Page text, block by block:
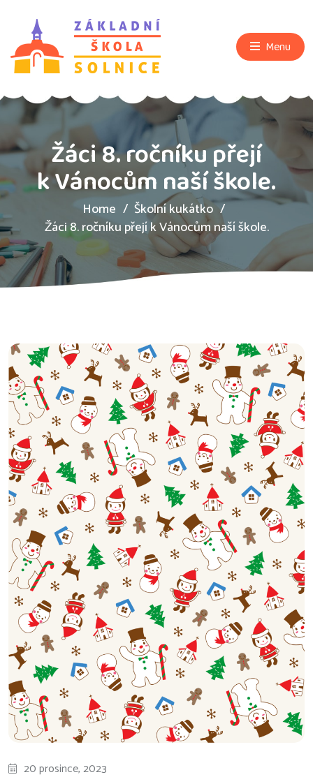
Menu
Žáci 8. ročníku přejí
k Vánocům naší škole.
Home
Školní kukátko
Žáci 8. ročníku přejí k Vánocům naší škole.
20 prosince, 2023